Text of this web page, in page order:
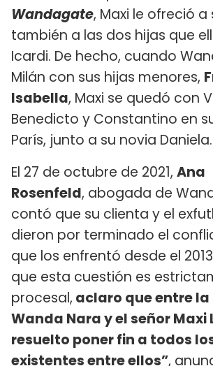
Wandagate, Maxi le ofreció a
también a las dos hijas que
Icardi. De hecho, cuando
Milán con sus hijas menores,
Isabella, Maxi se quedó con
Benedicto y Constantino en
París, junto a su novia Daniela.
El 27 de octubre de 2021, Ana
Rosenfeld, abogada de
contó que su clienta y el
dieron por terminado el
que los enfrentó desde el
que esta cuestión es
procesal, aclaro que entre la
Wanda Nara y el señor Maxi
resuelto poner fin a todos
existentes entre ellos”,